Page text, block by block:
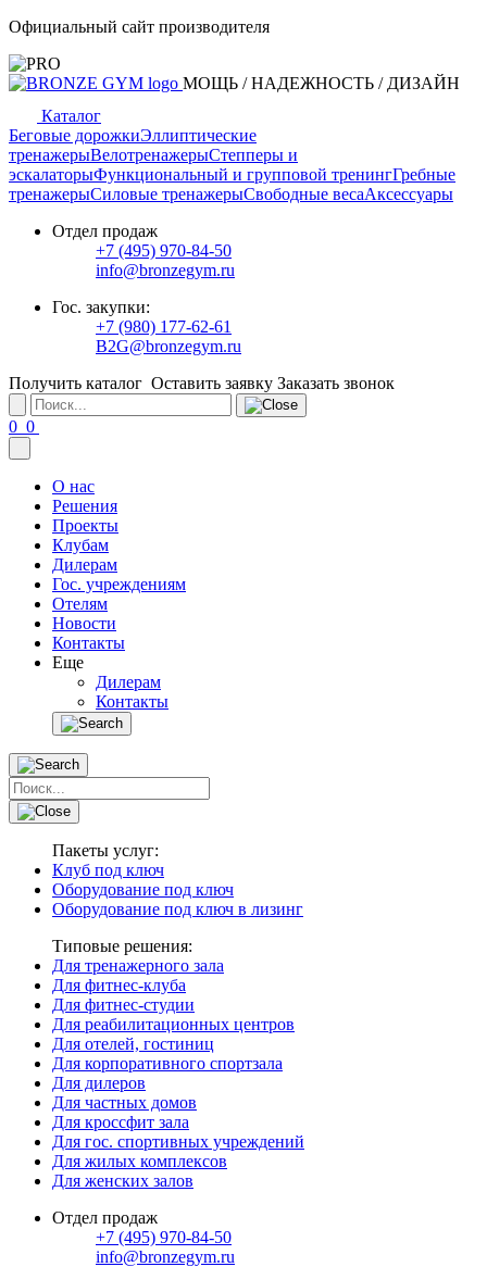
Официальный сайт производителя
МОЩЬ / НАДЕЖНОСТЬ / ДИЗАЙН
Каталог
Беговые дорожкиЭллиптические
тренажерыВелотренажерыСтепперы и
эскалаторыФункциональный и групповой тренингГребные
тренажерыСиловые тренажерыСвободные весаАксессуары
Отдел продаж
+7 (495) 970-84-50
info@bronzegym.ru
Гос. закупки:
+7 (980) 177-62-61
B2G@bronzegym.ru
Получить каталог Оставить заявку Заказать звонок
0 0
О нас
Решения
Проекты
Клубам
Дилерам
Гос. учреждениям
Отелям
Новости
Контакты
Еще
Дилерам
Контакты
Пакеты услуг:
Клуб под ключ
Оборудование под ключ
Оборудование под ключ в лизинг
Типовые решения:
Для тренажерного зала
Для фитнес-клуба
Для фитнес-студии
Для реабилитационных центров
Для отелей, гостиниц
Для корпоративного спортзала
Для дилеров
Для частных домов
Для кроссфит зала
Для гос. спортивных учреждений
Для жилых комплексов
Для женских залов
Отдел продаж
+7 (495) 970-84-50
info@bronzegym.ru